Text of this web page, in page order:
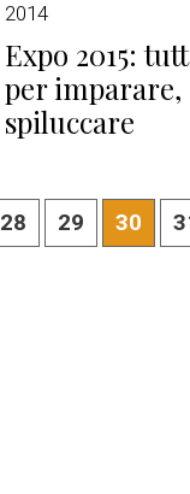
2014
Expo 2015:
per imparare,
spiluccare
28 29 30